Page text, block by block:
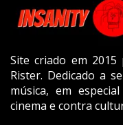
Site criado em
Rister. Dedicado a
música, em
cinema e contra